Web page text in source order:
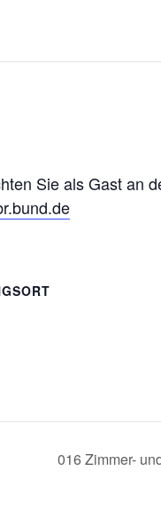
Sie als Gast an
016 Zimmer-